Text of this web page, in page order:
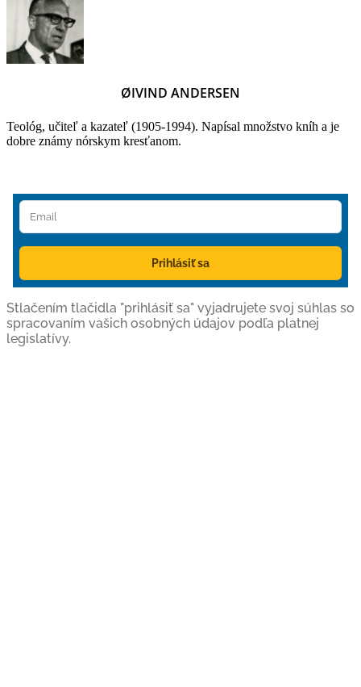
ØIVIND ANDERSEN
Teológ, učiteľ a kazateľ (1905-1994). Napísal množstvo kníh a je
dobre známy nórskym kresťanom.
Prihlásiť sa
Stlačením tlačidla "prihlásiť sa" vyjadrujete svoj súhlas so
spracovaním vašich osobných údajov podľa platnej
legislatívy.